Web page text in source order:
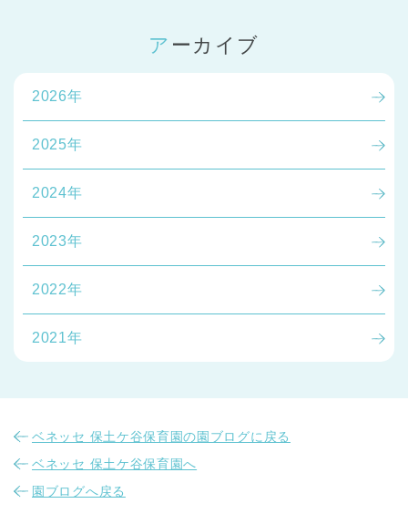
アーカイブ
2026年
2025年
2024年
2023年
2022年
2021年
ベネッセ 保土ケ谷保育園の園ブログに戻る
ベネッセ 保土ケ谷保育園へ
園ブログへ戻る